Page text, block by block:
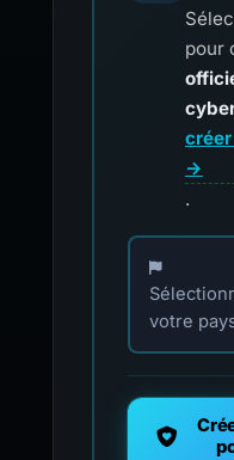
pour
→
.
Choisissez
votre